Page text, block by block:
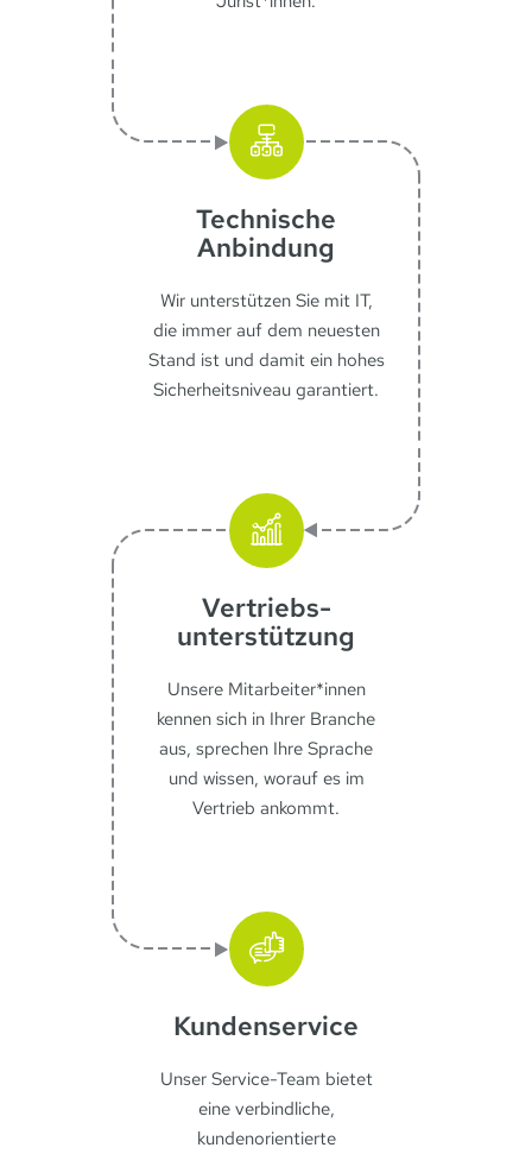
Technische
Anbindung
Wir unterstützen Sie mit IT,
die immer auf dem neuesten
Stand ist und damit ein hohes
Sicherheitsniveau garantiert.
Vertriebs­
unterstützung
Unsere Mitarbeiter*innen
kennen sich in Ihrer Branche
aus, sprechen Ihre Sprache
und wissen, worauf es im
Vertrieb ankommt.
Kunden­service
Unser Service-Team bietet
eine verbindliche,
kundenorientierte